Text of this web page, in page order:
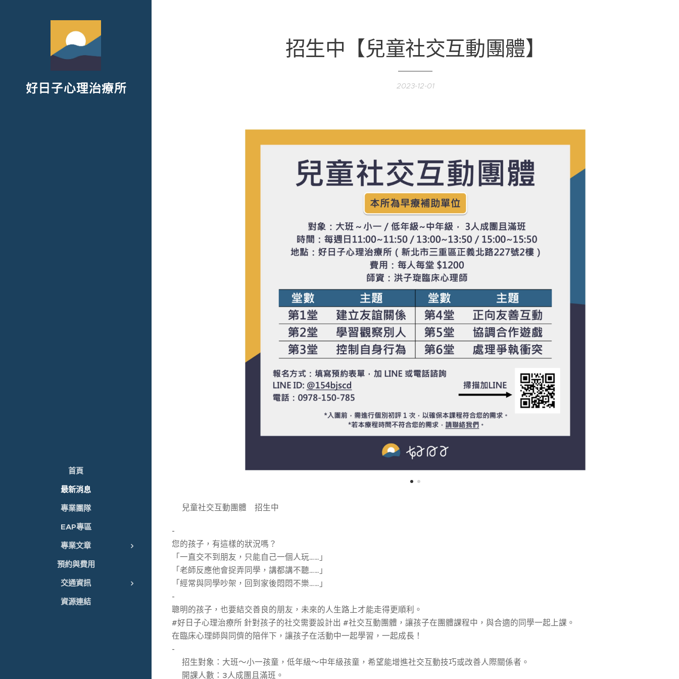
好日子心理治療所
首頁
最新消息
專業團隊
EAP專區
專業文章
預約與費用
交通資訊
資源連結
招生中【兒童社交互動團體】
2023-12-01
💃兒童社交互動團體 招生中🕺
-
您的孩子，有這樣的狀況嗎？
「一直交不到朋友，只能自己一個人玩……」
「老師反應他會捉弄同學，講都講不聽……」
「經常與同學吵架，回到家後悶悶不樂……」
-
聰明的孩子，也要結交善良的朋友，未來的人生路上才能走得更順利。
#好日子心理治療所 針對孩子的社交需要設計出 #社交互動團體，讓孩子在團體課程中，與合適的同學一起上課。
在臨床心理師與同儕的陪伴下，讓孩子在活動中一起學習，一起成長！
-
🙋招生對象：大班～小一孩童，低年級～中年級孩童，希望能增進社交互動技巧或改善人際關係者。
🙆開課人數：3人成團且滿班。